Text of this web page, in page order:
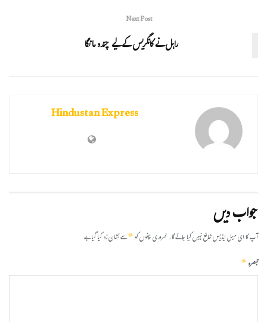
Next Post
راہل نے کانگریس کے لیے چندہ مانگا
Hindustan Express
جواب دیں
آپ کا ای میل ایڈریس شائع نہیں کیا جائے گا۔ضروری خانوں کو*سے نشان زد کیا گیا ہے
تبصرہ*